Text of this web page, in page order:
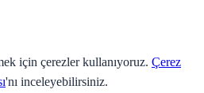
için çerezler kullanıyoruz. Çerez
'nı inceleyebilirsiniz.